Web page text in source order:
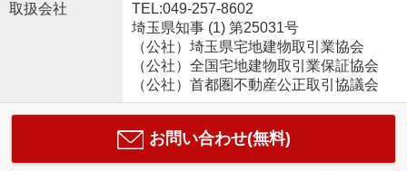
取扱会社
TEL:049-257-8602
埼玉県知事 (1) 第25031号
（公社）埼玉県宅地建物取引業協会
（公社）全国宅地建物取引業保証協会
（公社）首都圏不動産公正取引協議会
お問い合わせ(無料)